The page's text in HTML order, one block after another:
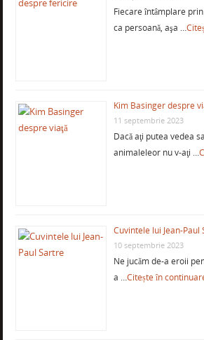
Fiecare întâmplare
ca persoană, aşa …
Kim Basinger despre
11 septembrie 2023
Dacă aţi putea vedea
animaleleor nu v-aţi …
Cuvintele lui Jean-Paul
10 septembrie 2023
Ne jucăm de-a eroii
a …Citește în